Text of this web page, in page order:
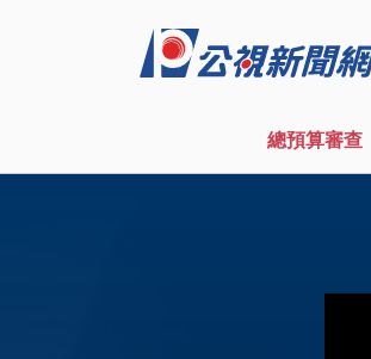
總預算審查